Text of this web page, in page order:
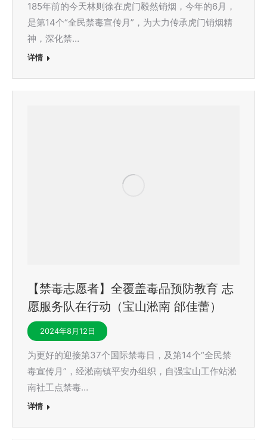
185年前的今天林则徐在虎门毅然销烟，今年的6月，
是第14个“全民禁毒宣传月”，为大力传承虎门销烟精
神，深化禁…
详情
【禁毒志愿者】全覆盖毒品预防教育 志
愿服务队在行动（宝山淞南 邰佳蕾）
2024年8月12日
为更好的迎接第37个国际禁毒日，及第14个“全民禁
毒宣传月”，经淞南镇平安办组织，自强宝山工作站淞
南社工点禁毒…
详情